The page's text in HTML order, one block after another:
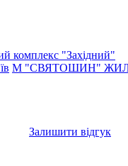
комплекс "Західний"
М "СВЯТОШИН"
Залишити відгук